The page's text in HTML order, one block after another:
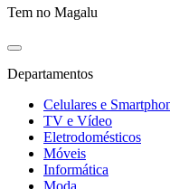
Tem no Magalu
Departamentos
Celulares e
TV e Vídeo
Eletrodomésticos
Móveis
Informática
Moda